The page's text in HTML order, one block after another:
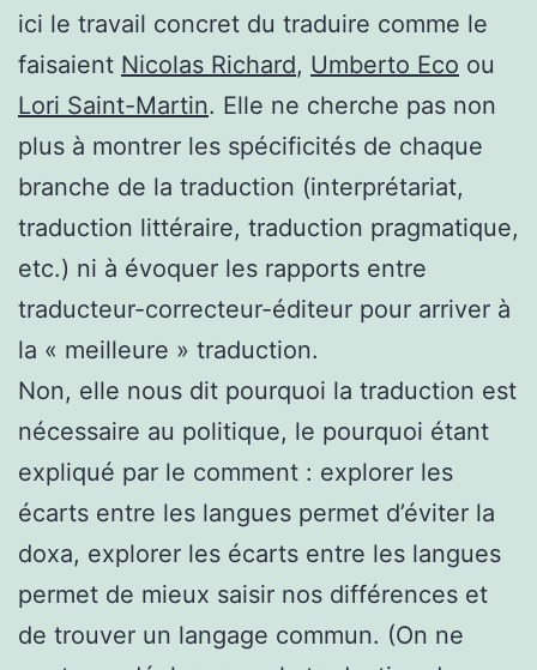
ici le travail concret du traduire comme le
faisaient Nicolas Richard, Umberto Eco ou
Lori Saint-Martin. Elle ne cherche pas non
plus à montrer les spécificités de chaque
branche de la traduction (interprétariat,
traduction littéraire, traduction pragmatique,
etc.) ni à évoquer les rapports entre
traducteur-correcteur-éditeur pour arriver à
la « meilleure » traduction.
Non, elle nous dit pourquoi la traduction est
nécessaire au politique, le pourquoi étant
expliqué par le comment : explorer les
écarts entre les langues permet d’éviter la
doxa, explorer les écarts entre les langues
permet de mieux saisir nos différences et
de trouver un langage commun. (On ne